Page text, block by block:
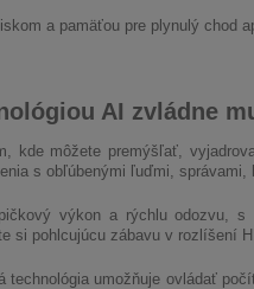
a pamäťou pre plynulý chod
AI zvládne
kde môžete premýšľať,
s obľúbenými ľuďmi,
výkon a rýchlu odozvu, s
si pohlcujúcu zábavu v rozlíšení
umožňuje ovládať